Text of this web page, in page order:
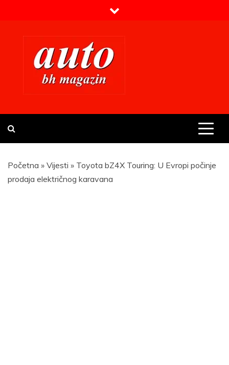
Prvi BH auto magazin
Početna » Vijesti » Toyota bZ4X Touring: U Evropi počinje
prodaja električnog karavana